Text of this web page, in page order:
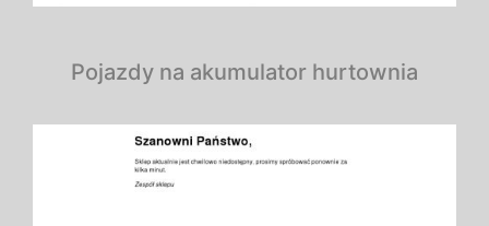
Pojazdy na akumulator hurtownia